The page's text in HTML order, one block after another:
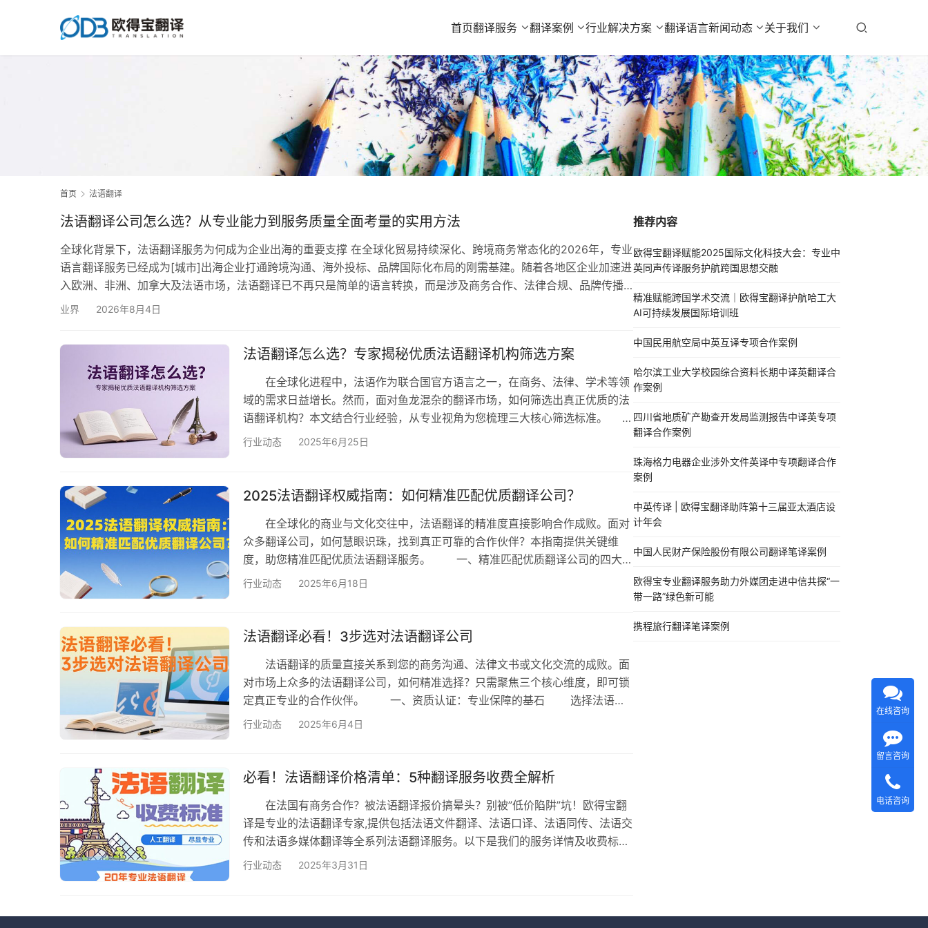
首页翻译服务 翻译案例 行业解决方案 翻译语言新闻动态 关于我们
首页 法语翻译
法语翻译公司怎么选？从专业能力到服务质量全面考量的实用方法
全球化背景下，法语翻译服务为何成为企业出海的重要支撑 在全球化贸易持续深化、跨境商务常态化的2026年，专业
语言翻译服务已经成为[城市]出海企业打通跨境沟通、海外投标、品牌国际化布局的刚需基建。随着各地区企业加速进
入欧洲、非洲、加拿大及法语市场，法语翻译已不再只是简单的语言转换，而是涉及商务合作、法律合规、品牌传播
和长期市场运营的重要环节。 对于拥有外贸、制造、科技、金融、汽车、生命科学等产业基础的城市而言，企业在拓
业界 2026年8月4日
法语翻译怎么选？专家揭秘优质法语翻译机构筛选方案
在全球化进程中，法语作为联合国官方语言之一，在商务、法律、学术等领
域的需求日益增长。然而，面对鱼龙混杂的翻译市场，如何筛选出真正优质的法
语翻译机构？本文结合行业经验，从专业视角为您梳理三大核心筛选标准。
一、服务能力：找准法语翻译的核心场景 法语翻译需求具有高度细分性，机
际会议：同声传译、交替传译、商务谈判口译，对译员的临场反…
行业动态 2025年6月25日
2025法语翻译权威指南：如何精准匹配优质翻译公司？
在全球化的商业与文化交往中，法语翻译的精准度直接影响合作成败。面对
众多翻译公司，如何慧眼识珠，找到真正可靠的合作伙伴？本指南提供关键维
度，助您精准匹配优质法语翻译服务。 一、精准匹配优质翻译公司的四大黄
金标准 标准1：资质认证体系 优质服务商需持有国际公认认证，如ISO
前分析、术语统一、多轮校审等12道流程，确保译文符合目标市场规…
行业动态 2025年6月18日
法语翻译必看！3步选对法语翻译公司
法语翻译的质量直接关系到您的商务沟通、法律文书或文化交流的成败。面
对市场上众多的法语翻译公司，如何精准选择？只需聚焦三个核心维度，即可锁
定真正专业的合作伙伴。 一、资质认证：专业保障的基石 选择法语翻
译公司，资质是首要门槛。正规机构必备： 官方认证：营业执照是基础，中
认证，是翻译流程规范化和质量可控的铁证。 译者资质：…
行业动态 2025年6月4日
必看！法语翻译价格清单：5种翻译服务收费全解析
在法国有商务合作？被法语翻译报价搞晕头？别被”低价陷阱”坑！欧得宝翻
译是专业的法语翻译专家,提供包括法语文件翻译、法语口译、法语同传、法语交
传和法语多媒体翻译等全系列法语翻译服务。以下是我们的服务详情及收费标
准，省钱避坑必看！ 一、法语文件翻译怎么收费？ 服务范围：法语商
译难度，我们提供不同级别的笔译服务，价格相应调整，…
行业动态 2025年3月31日
推荐内容
欧得宝翻译赋能2025国际文化科技大会：专业中
英同声传译服务护航跨国思想交融
精准赋能跨国学术交流｜欧得宝翻译护航哈工大
AI可持续发展国际培训班
中国民用航空局中英互译专项合作案例
哈尔滨工业大学校园综合资料长期中译英翻译合
作案例
四川省地质矿产勘查开发局监测报告中译英专项
翻译合作案例
珠海格力电器企业涉外文件英译中专项翻译合作
案例
中英传译 | 欧得宝翻译助阵第十三届亚太酒店设
计年会
中国人民财产保险股份有限公司翻译笔译案例
欧得宝专业翻译服务助力外媒团走进中信共探“一
带一路”绿色新可能
携程旅行翻译笔译案例
在线咨询
留言咨询
电话咨询